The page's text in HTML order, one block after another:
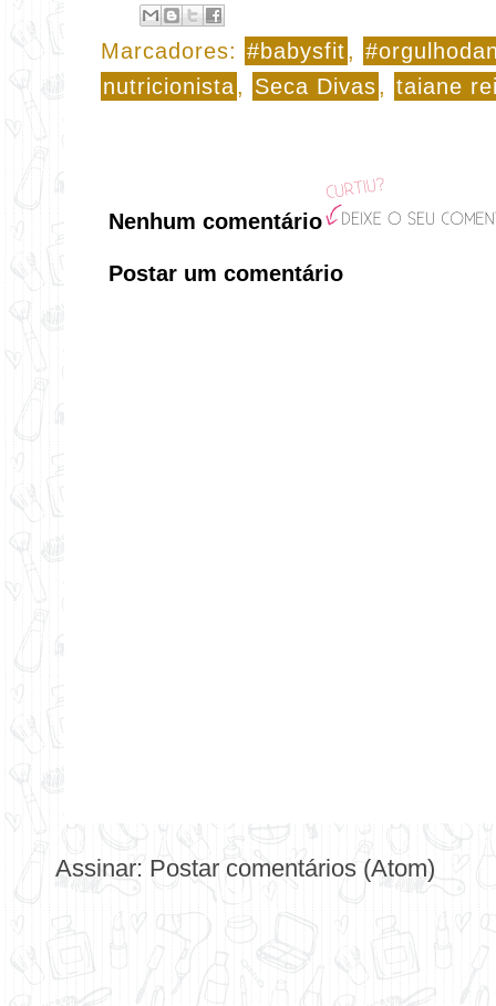
Marcadores: #babysfit,
nutricionista, Seca Divas, taiane
Nenhum comentário
Postar um comentário
Assinar: Postar comentários (Atom)